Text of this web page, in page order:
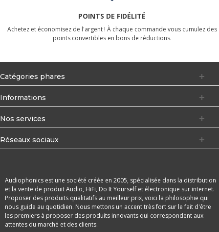
POINTS DE FIDÉLITÉ
Achetez et économisez de l'argent ! À chaque commande vous cumulez des
points convertibles en bons de réductions.
Catégories phares
Informations
Nos services
Réseaux sociaux
Audiophonics est une société créée en 2005, spécialisée dans la distribution
et la vente de produit Audio, HiFi, Do It Yourself et électronique sur internet.
Proposer des produits qualitatifs au meilleur prix, voici la philosophie qui
nous guide au quotidien. Nous mettons un accent très fort sur le fait d'être
les premiers à proposer des produits innovants qui correspondent aux
attentes du marché et des clients.